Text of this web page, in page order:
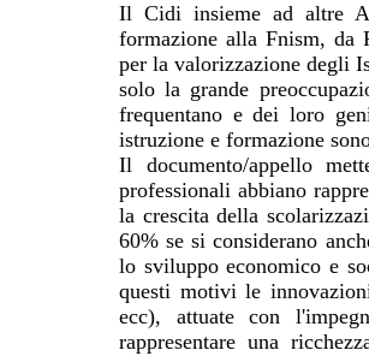
Il Cidi insieme ad altre
formazione alla Fnism, da
per la valorizzazione degli
solo la grande
frequentano e dei loro
istruzione e formazione
Il documento/appello
professionali abbiano
la crescita della
60% se si considerano
lo sviluppo economico e
questi motivi le
ecc), attuate con
rappresentare una